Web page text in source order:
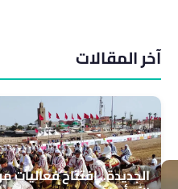
آخر المقالات
الجديدة.. افتتاح